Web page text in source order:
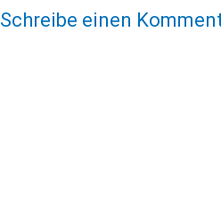
Schreibe einen